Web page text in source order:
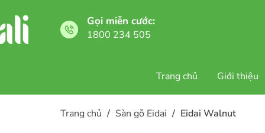
Gọi miễn cước:
1800 234 505
Trang chủ Giới thiệu
Trang chủ / Sàn gỗ Eidai / Eidai Walnut